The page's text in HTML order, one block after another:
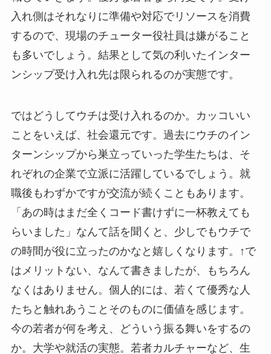
入れ側はそれなりに準備や対応でリソースを消費
するので、現場のチューター役社員は嫌がること
も多いでしょう。結果として気の利いたインター
ンシップ受け入れ先は限られるのが実態です。
ではどうしてウチは受け入れるのか。カッコいい
ことをいえば、社会還元です。過去にウチのイン
ターンシップから巣立っていった学生たちは、そ
れぞれの企業で立派に活躍しているでしょう。就
職後もわずかですが交流が続くこともあります。
「あの時はまだ全くコード書けずに一杯教えても
らいました」なんて話を聞くと、少しでもウチで
の時間が役に立ったのかなと嬉しくなります。↑で
はメリットない、なんて書きましたが、もちろん
なくはありません。個人的には、若くて優秀な人
たちと触れあうことそのものに価値を感じます。
今の若者が何を考え、どういう振る舞いをするの
か。大学や就活の実態。若者カルチャーなど、生